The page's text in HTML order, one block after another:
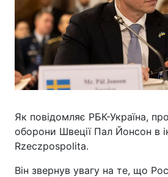
Як повідомляє РБК-Україна,
оборони Швеції Пал Йонсон в
Rzeczpospolita.
Він звернув увагу на те, що